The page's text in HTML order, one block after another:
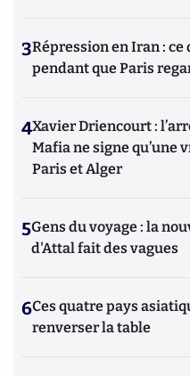
3Répression en Iran :
pendant que Paris
4Xavier Driencourt :
Mafia ne signe qu’une
Paris et Alger
5Gens du voyage : la
d'Attal fait des vagues
6Ces quatre pays
renverser la table